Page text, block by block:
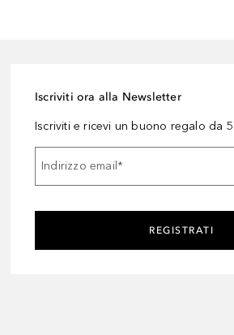
Iscriviti ora alla Newsletter
Iscriviti e ricevi un buono regalo da
Indirizzo email*
REGISTRATI